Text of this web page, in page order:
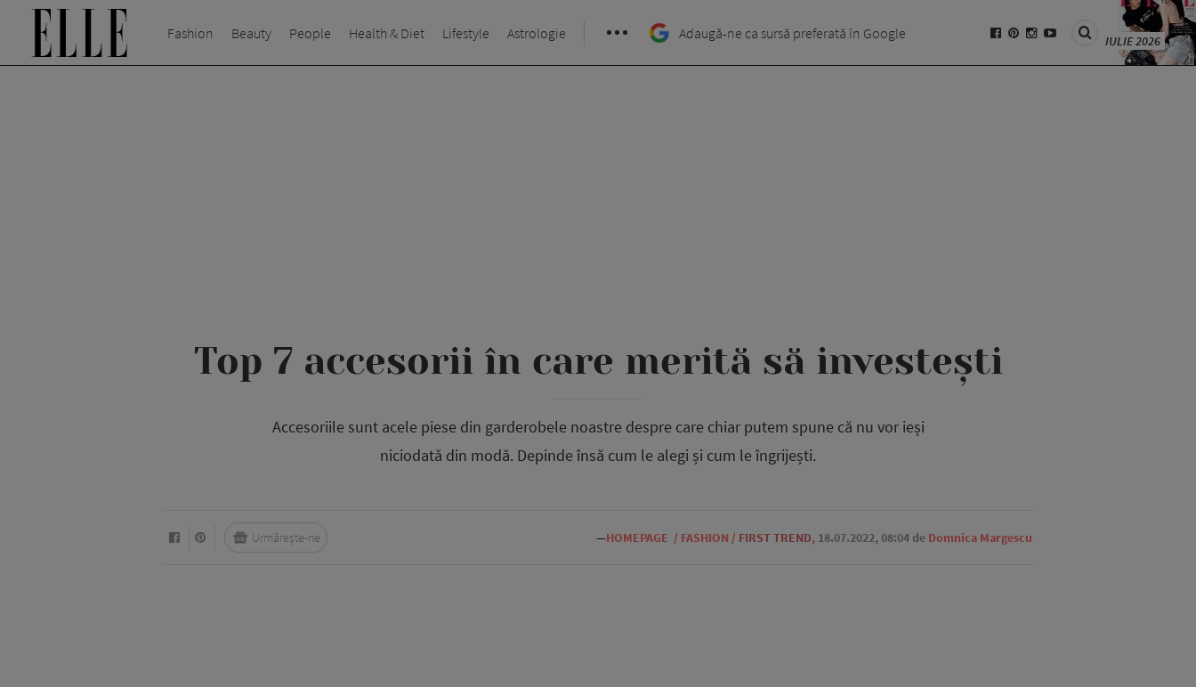
Fashion Beauty People Health & Diet Lifestyle Astrologie Adaugă-ne ca sursă preferată în Google IULIE 2026
Top 7 accesorii în care merită să investești
Accesoriile sunt acele piese din garderobele noastre despre care chiar putem spune că nu vor ieși
niciodată din modă. Depinde însă cum le alegi și cum le îngrijești.
—HOMEPAGE / FASHION / FIRST TREND, 18.07.2022, 08:04 de Domnica Margescu
Urmărește-ne